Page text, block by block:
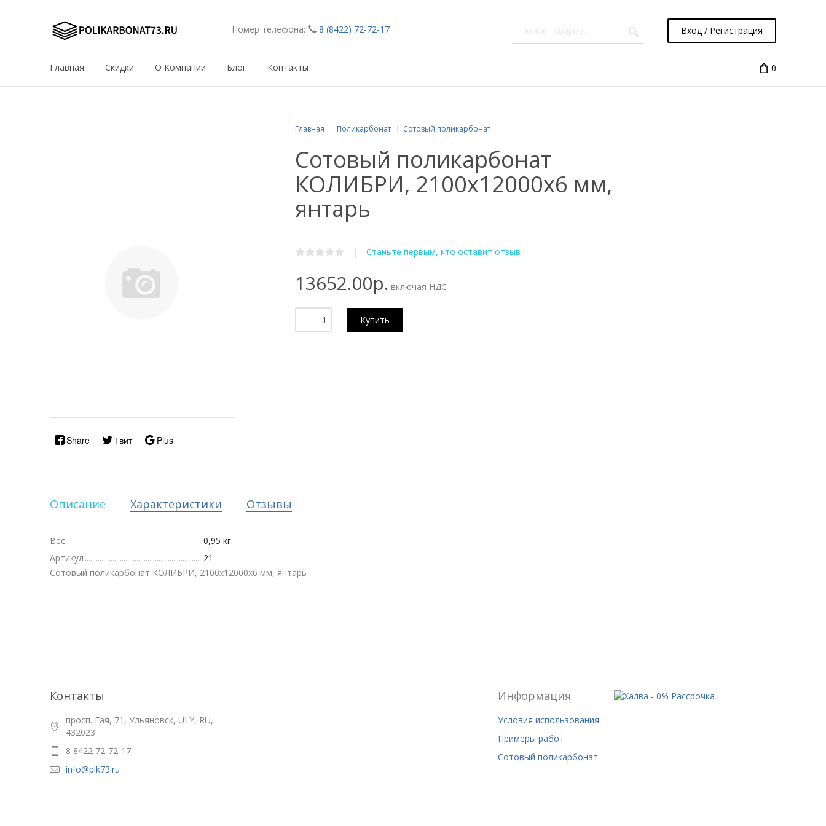
Номер телефона: 8 (8422) 72-72-17 Вход / Регистрация
Главная Скидки О Компании Блог Контакты 0
Share Твит Plus
Главная Поликарбонат Сотовый поликарбонат
Сотовый поликарбонат
КОЛИБРИ, 2100х12000x6 мм,
янтарь
| Станьте первым, кто оставит отзыв
13652.00р. включая НДС
Купить
Описание Характеристики Отзывы
Вес
0,95 кг
Артикул
21
Сотовый поликарбонат КОЛИБРИ, 2100х12000x6 мм, янтарь
Контакты
просп. Гая, 71, Ульяновск, ULY, RU,
432023
8 8422 72-72-17
info@plk73.ru
Информация
Условия использования
Примеры работ
Сотовый поликарбонат